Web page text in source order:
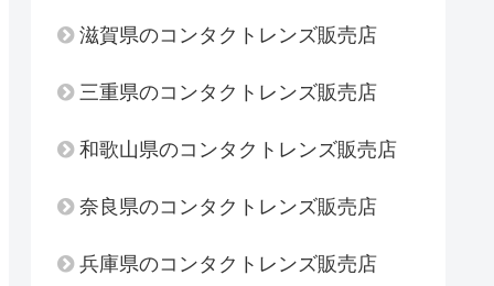
滋賀県のコンタクトレンズ販売店
三重県のコンタクトレンズ販売店
和歌山県のコンタクトレンズ販売店
奈良県のコンタクトレンズ販売店
兵庫県のコンタクトレンズ販売店